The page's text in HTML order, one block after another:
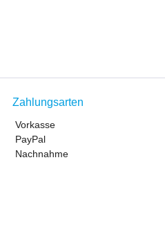
Zahlungsarten
Vorkasse
PayPal
Nachnahme